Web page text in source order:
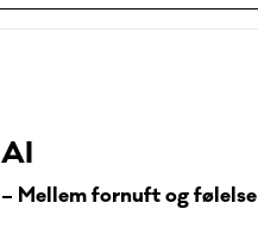
AI
– Mellem fornuft og følelse